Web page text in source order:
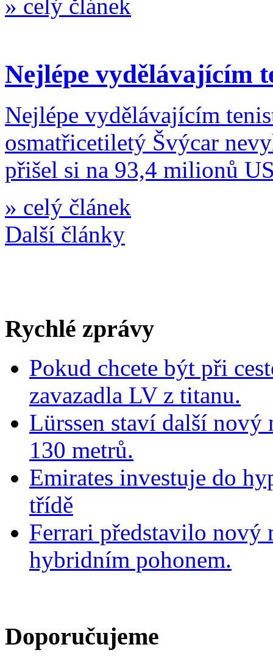
» celý článek
Nejlépe vydělávajícím
Nejlépe vydělávajícím
osmatřicetiletý Švýcar
přišel si na 93,4 milionů
» celý článek
Další články
Rychlé zprávy
Pokud chcete být při
zavazadla LV z titanu.
Lürssen staví další nový
130 metrů.
Emirates investuje do
třídě
Ferrari představilo nový
hybridním pohonem.
Doporučujeme